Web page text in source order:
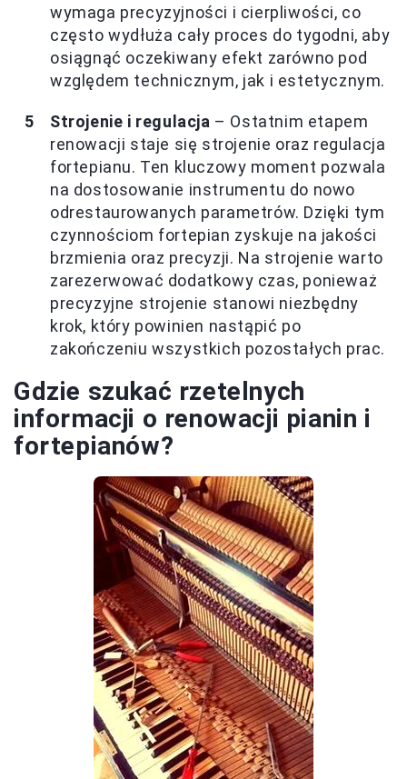
wymaga precyzyjności i cierpliwości, co
często wydłuża cały proces do tygodni, aby
osiągnąć oczekiwany efekt zarówno pod
względem technicznym, jak i estetycznym.
Strojenie i regulacja – Ostatnim etapem
renowacji staje się strojenie oraz regulacja
fortepianu. Ten kluczowy moment pozwala
na dostosowanie instrumentu do nowo
odrestaurowanych parametrów. Dzięki tym
czynnościom fortepian zyskuje na jakości
brzmienia oraz precyzji. Na strojenie warto
zarezerwować dodatkowy czas, ponieważ
precyzyjne strojenie stanowi niezbędny
krok, który powinien nastąpić po
zakończeniu wszystkich pozostałych prac.
Gdzie szukać rzetelnych
informacji o renowacji pianin i
fortepianów?